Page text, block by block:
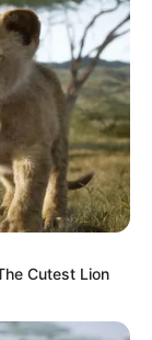
Cutest Lion